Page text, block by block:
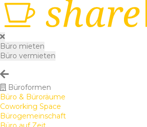
Büro mieten
Büro vermieten
Büroformen
Büro & Büroräume
Coworking Space
Bürogemeinschaft